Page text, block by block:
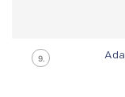
9.